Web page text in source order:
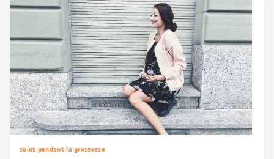
soins pendant la grossesse